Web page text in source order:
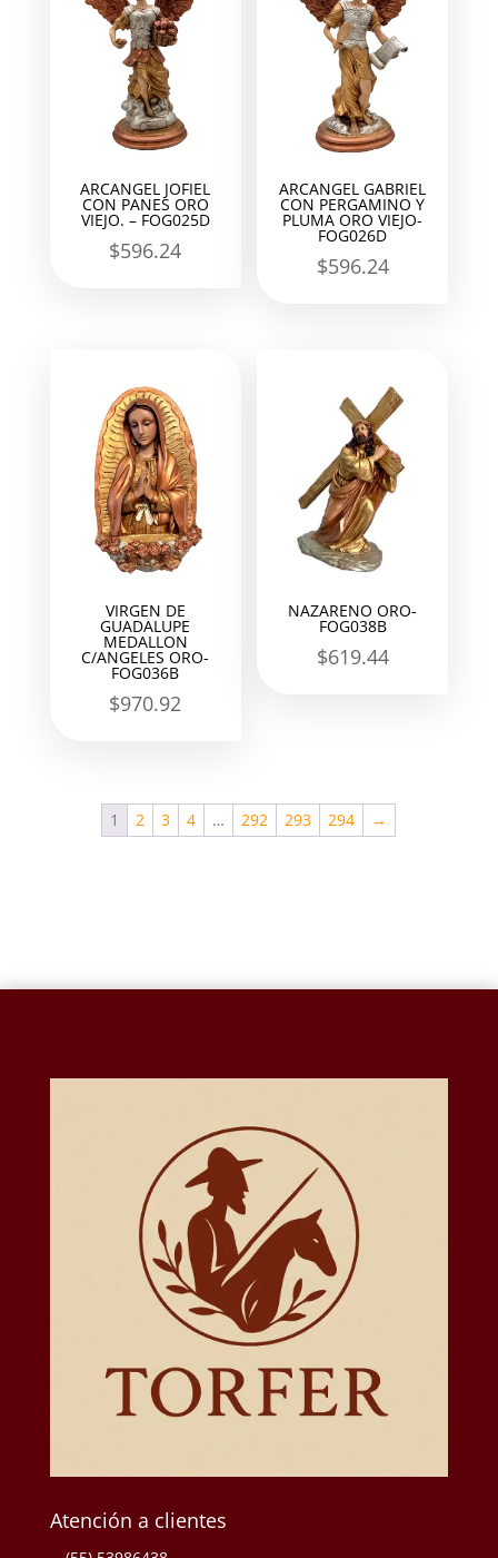
ARCANGEL JOFIEL
CON PANES ORO
VIEJO. – FOG025D
$596.24
ARCANGEL GABRIEL
CON PERGAMINO Y
PLUMA ORO VIEJO-
FOG026D
$596.24
VIRGEN DE
GUADALUPE
MEDALLON
C/ANGELES ORO-
FOG036B
$970.92
NAZARENO ORO-
FOG038B
$619.44
1 2 3 4 … 292 293 294 →
Atención a clientes